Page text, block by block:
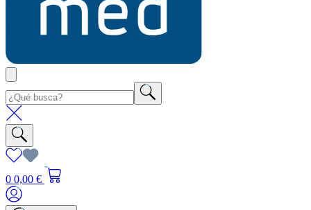
0 0,00 €